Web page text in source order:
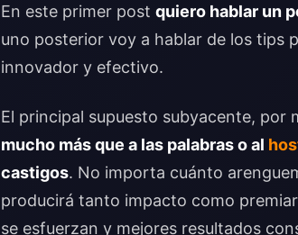
En este primer post quiero hablar un
uno posterior voy a hablar de los tips
innovador y efectivo.
El principal supuesto subyacente, por
mucho más que a las palabras o al
castigos. No importa cuánto
producirá tanto impacto como
se esfuerzan y mejores resultados